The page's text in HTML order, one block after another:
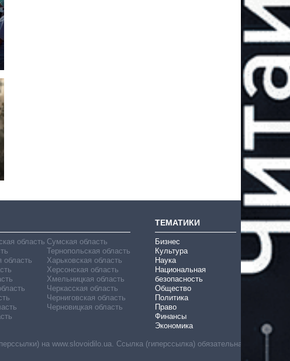
область
область
Сумская область
Тернопольская область
Харьковская область
Херсонская область
Хмельницкая область
Черкасская область
Черниговская область
Черновицкая область
ТЕМАТИКИ
Бизнес
Культура
Наука
Национальная
безопасность
Общество
Политика
Право
Финансы
Экономика
на www.slovoidilo.ua. Ссылка (гиперссылка) обязательна